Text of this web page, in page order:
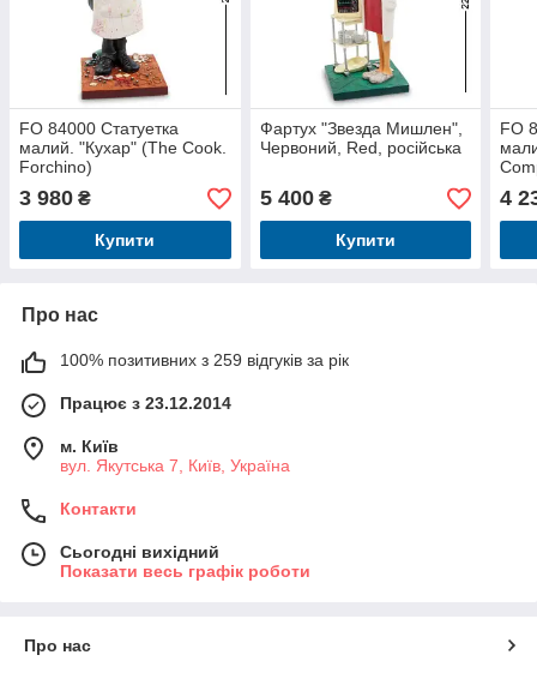
FO 84000 Статуетка
малий. "Кухар" (The Cook.
Forchino)
3 980 ₴
Купити
Фартух "Звезда Мишлен",
Червоний, Red, російська
5 400₴
Купити
FO
4
Про нас
100% позитивних з 259 відгуків за рік
Працює з 23.12.2014
м. Київ
вул. Якутська 7, Київ, Україна
Контакти
Сьогодні вихідний
Показати весь графік роботи
Про нас